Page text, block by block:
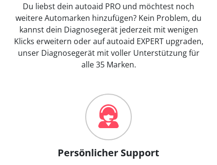
Du liebst dein autoaid PRO und möchtest noch
weitere Automarken hinzufügen? Kein Problem, du
kannst dein Diagnosegerät jederzeit mit wenigen
Klicks erweitern oder auf autoaid EXPERT upgraden,
unser Diagnosegerät mit voller Unterstützung für
alle 35 Marken.
Persönlicher Support